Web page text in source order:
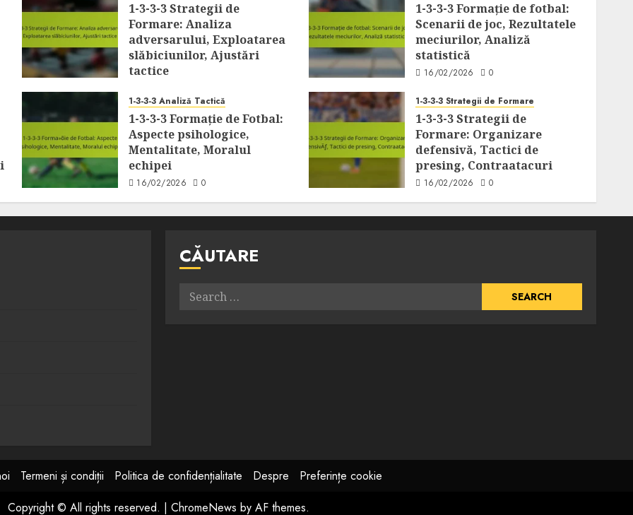
1-3-3-3 Strategii de
Formare: Analiza
adversarului, Exploatarea
slăbiciunilor, Ajustări
tactice
1-3-3-3 Formație de fotbal:
Scenarii de joc, Rezultatele
meciurilor, Analiză
statistică
16/02/2026 0
1-3-3-3 Analiză Tactică
1-3-3-3 Formație de Fotbal:
Aspecte psihologice,
Mentalitate, Moralul
echipei
16/02/2026 0
1-3-3-3 Strategii de Formare
1-3-3-3 Strategii de
Formare: Organizare
defensivă, Tactici de
presing, Contraatacuri
16/02/2026 0
CĂUTARE
Search
Termeni și condiții Politica de confidențialitate Despre
Preferințe cookie
Copyright © All rights reserved. | ChromeNews by AF themes.